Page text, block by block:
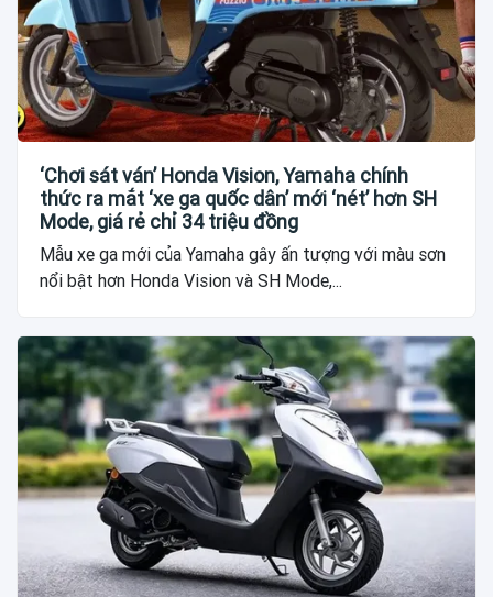
‘Chơi sát ván’ Honda Vision, Yamaha chính
thức ra mắt ‘xe ga quốc dân’ mới ‘nét’ hơn SH
Mode, giá rẻ chỉ 34 triệu đồng
Mẫu xe ga mới của Yamaha gây ấn tượng với màu sơn
nổi bật hơn Honda Vision và SH Mode,...